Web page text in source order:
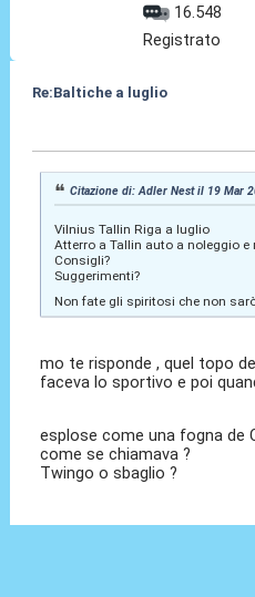
16.548
Registrato
Re:Baltiche a luglio
Citazione di: Adler Nest il 19 Mar
Vilnius Tallin Riga a luglio
Atterro a Tallin auto a noleggio
Consigli?
Suggerimenti?
Non fate gli spiritosi che non
mo te risponde , quel topo
faceva lo sportivo e poi
esplose come una fogna de
come se chiamava ?
Twingo o sbaglio ?